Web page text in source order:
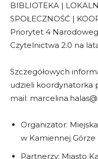
BIBLIOTEKA |
SPOŁECZNOŚĆ |
Priorytet 4
Czytelnictwa 2.0 na
Szczegółowych
udzieli koordynatorka
mail:
Organizator:
w Kamiennej Górze
Partnerzy: Miasto